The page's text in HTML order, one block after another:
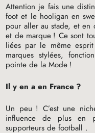
Attention je fais une
foot et le hooligan en
pour aller au stade, et en
et de marque ! Ce sont
liées par le même
marques stylées,
pointe de la Mode !
Il y en a en France ?
Un peu ! C’est une
influence de plus en
supporteurs de football .